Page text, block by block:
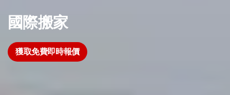
國際搬家
獲取免費即時報價